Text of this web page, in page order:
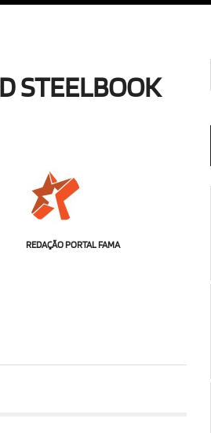
STEELBOOK
REDAÇÃO PORTAL FAMA